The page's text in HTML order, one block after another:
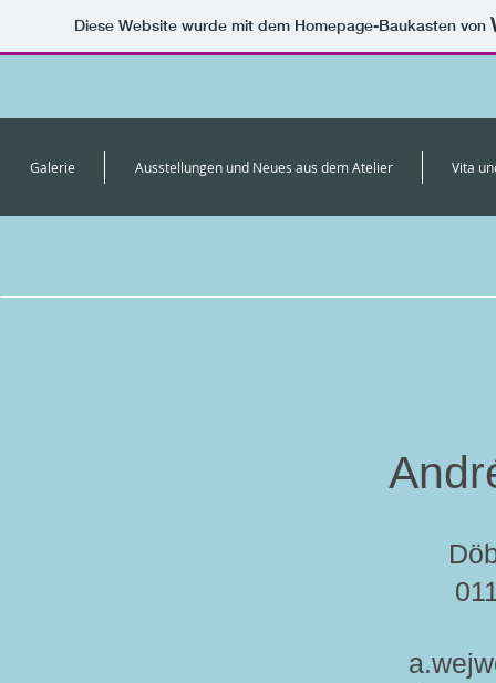
Diese Website wurde mit dem Homepage-Baukasten von
Galerie Ausstellungen und Neues aus dem Atelier Vita